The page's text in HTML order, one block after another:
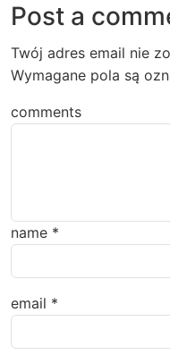
Post a
Twój adres email nie
Wymagane pola są
comments
name *
email *